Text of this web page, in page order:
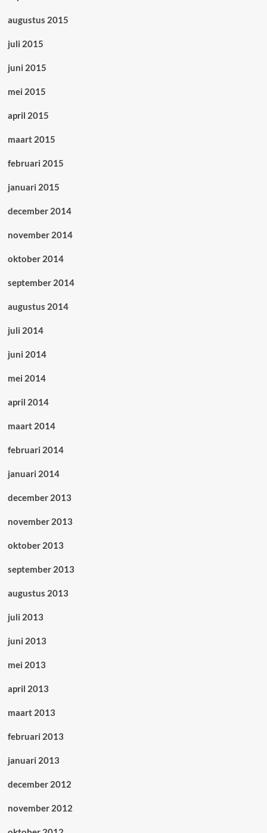
augustus 2015
juli 2015
juni 2015
mei 2015
april 2015
maart 2015
februari 2015
januari 2015
december 2014
november 2014
oktober 2014
september 2014
augustus 2014
juli 2014
juni 2014
mei 2014
april 2014
maart 2014
februari 2014
januari 2014
december 2013
november 2013
oktober 2013
september 2013
augustus 2013
juli 2013
juni 2013
mei 2013
april 2013
maart 2013
februari 2013
januari 2013
december 2012
november 2012